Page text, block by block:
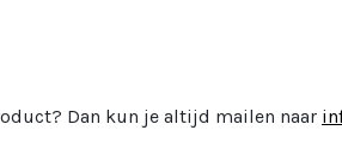
Dan kun je altijd mailen naar